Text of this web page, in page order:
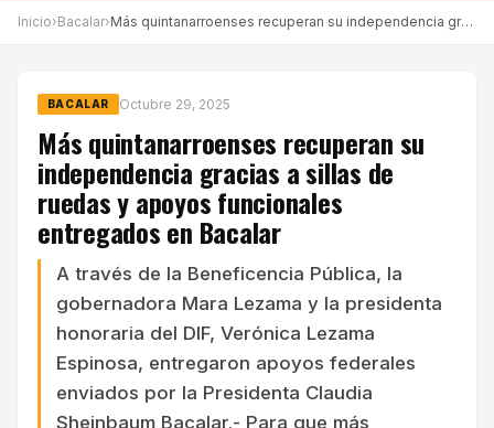
Inicio› Bacalar› Más quintanarroenses recuperan su independencia gracias a sillas…
BACALAR Octubre 29, 2025
Más quintanarroenses recuperan su
independencia gracias a sillas de
ruedas y apoyos funcionales
entregados en Bacalar
A través de la Beneficencia Pública, la
gobernadora Mara Lezama y la presidenta
honoraria del DIF, Verónica Lezama
Espinosa, entregaron apoyos federales
enviados por la Presidenta Claudia
Sheinbaum Bacalar.- Para que más